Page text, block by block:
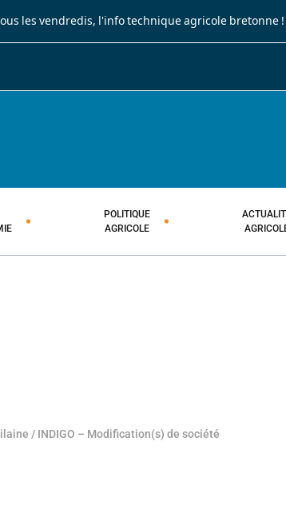
les vendredis, l'info technique agricole bretonne !
POLITIQUE
AGRICOLE
/ INDIGO – Modification(s) de société